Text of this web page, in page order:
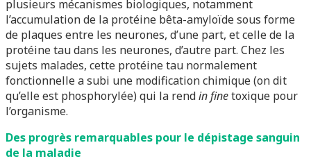
plusieurs mécanismes biologiques, notamment
l’accumulation de la protéine bêta-amyloïde sous forme
de plaques entre les neurones, d’une part, et celle de la
protéine tau dans les neurones, d’autre part. Chez les
sujets malades, cette protéine tau normalement
fonctionnelle a subi une modification chimique (on dit
qu’elle est phosphorylée) qui la rendin finetoxique pour
l’organisme.
Des progrès remarquables pour le dépistage sanguin
de la maladie